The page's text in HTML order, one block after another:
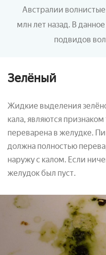
Австралии
млн лет назад. В
подвидов
Зелёный
Жидкие выделения
кала, являются
переварена в желудке.
должна полностью
наружу с калом. Если
желудок был пуст.